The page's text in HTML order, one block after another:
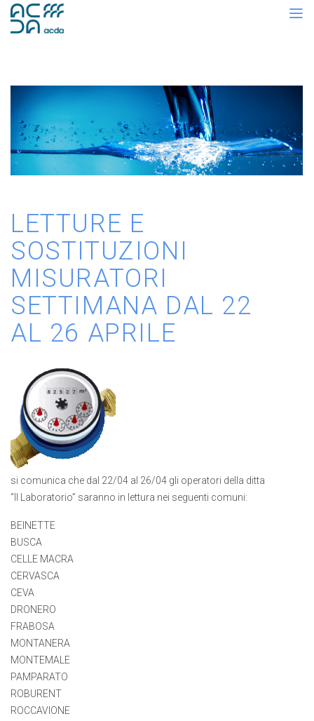
LETTURE E
SOSTITUZIONI
MISURATORI
SETTIMANA DAL 22
AL 26 APRILE
si comunica che dal 22/04 al 26/04 gli operatori della ditta
“Il Laboratorio” saranno in lettura nei seguenti comuni:
BEINETTE
BUSCA
CELLE MACRA
CERVASCA
CEVA
DRONERO
FRABOSA
MONTANERA
MONTEMALE
PAMPARATO
ROBURENT
ROCCAVIONE